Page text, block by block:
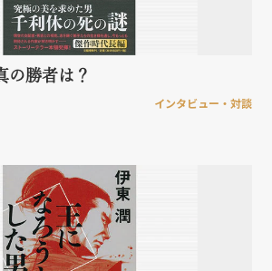
の勝者は？
インタビュー・対談